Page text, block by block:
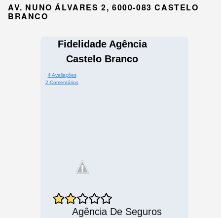
AV. NUNO ÁLVARES 2, 6000-083 CASTELO
BRANCO
Fidelidade Agência
Castelo Branco
4 Avaliações
2 Comentários
Agência De Seguros